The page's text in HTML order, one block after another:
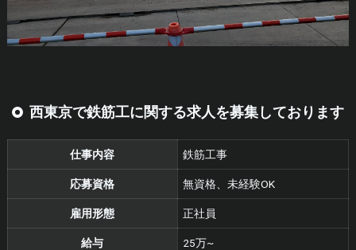
西東京で鉄筋工に関する求人を募集しております
仕事内容 鉄筋工事
応募資格 無資格、未経験OK
雇用形態 正社員
給与 25万~